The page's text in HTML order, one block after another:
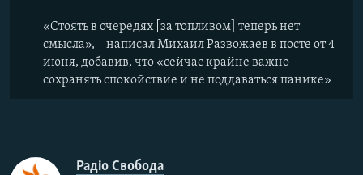
«Стоять в очередях [за топливом] теперь нет
смысла», – написал Михаил Развожаев в посте от 4
июня, добавив, что «сейчас крайне важно
сохранять спокойствие и не поддаваться панике»
Радіо Свобода